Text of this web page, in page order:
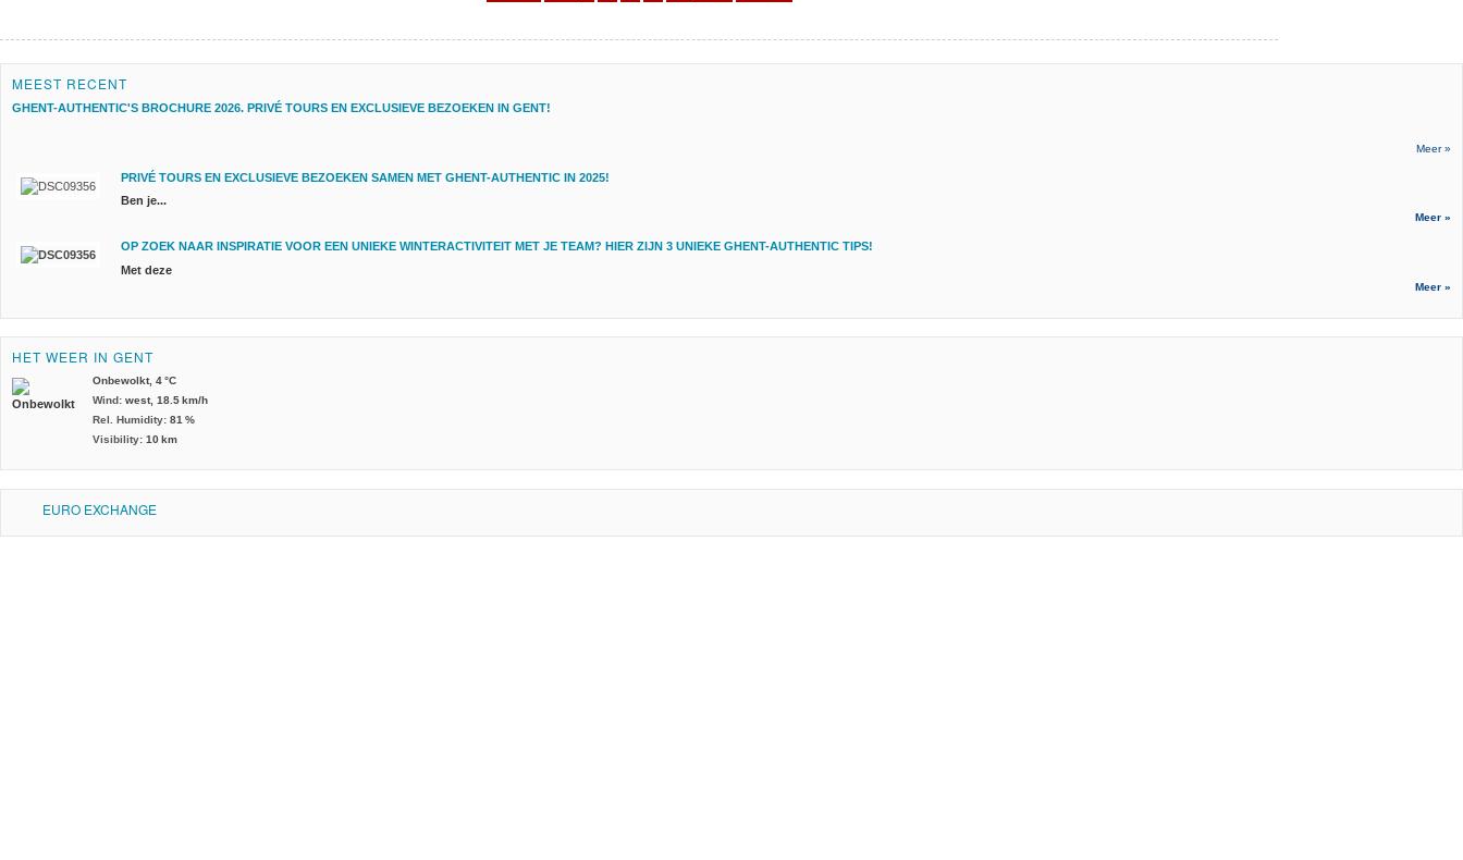
MEEST RECENT
GHENT-AUTHENTIC'S BROCHURE 2026. PRIVÉ TOURS EN EXCLUSIEVE BEZOEKEN IN GENT!
Meer »
PRIVÉ TOURS EN EXCLUSIEVE BEZOEKEN SAMEN MET GHENT-AUTHENTIC IN 2025!
Ben je...
Meer »
OP ZOEK NAAR INSPIRATIE VOOR EEN UNIEKE WINTERACTIVITEIT MET JE TEAM? HIER ZIJN 3 UNIEKE GHENT-AUTHENTIC TIPS!
Met deze
Meer »
HET WEER IN GENT
Onbewolkt, 4 °C
Wind: west, 18.5 km/h
Rel. Humidity: 81 %
Visibility: 10 km
EURO EXCHANGE